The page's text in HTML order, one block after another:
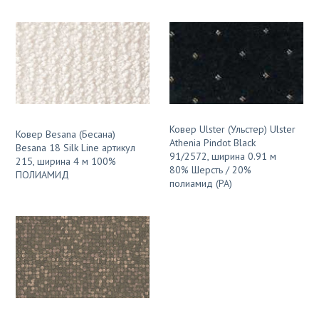
Ковер Besana (Бесана)
Besana 18 Silk Line артикул
215, ширина 4 м 100%
ПОЛИАМИД
Ковер Ulster (Ульстер) Ulster
Athenia Pindot Black
91/2572, ширина 0.91 м
80% Шерсть / 20%
полиамид (PA)